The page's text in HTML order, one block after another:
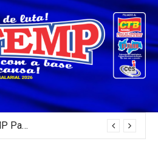
Programa SINFEMP Para Todos – 02/08/2026